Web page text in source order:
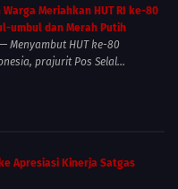
Warga Meriahkan HUT RI ke-80
umbul dan Merah Putih
Menyambut HUT ke-80
prajurit Pos Selal...
Apresiasi Kinerja Satgas